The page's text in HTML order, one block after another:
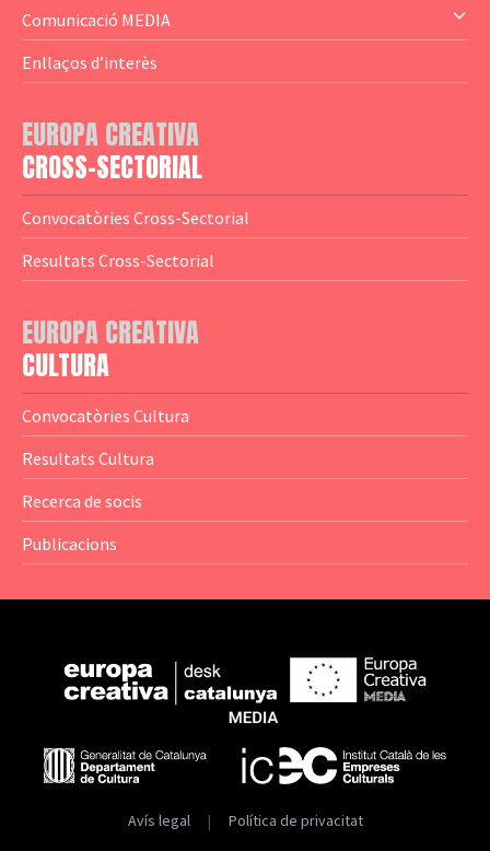
— Altres
— El subprograma MEDIA
— Agència Executiva
— Logotips
Comunicació MEDIA
— Estrenes a Catalunya
— Notícies
— Publicacions
— Guies MEDIA
— Altres Guies
— Presentacions
— Estudis
Enllaços d’interès
EUROPA CREATIVA
CROSS-SECTORIAL
Convocatòries Cross-Sectorial
Resultats Cross-Sectorial
EUROPA CREATIVA
CULTURA
Convocatòries Cultura
Resultats Cultura
Recerca de socis
Publicacions
Avís legal | Política de privacitat